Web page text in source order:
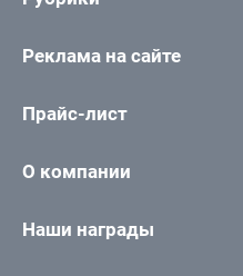
Реклама на сайте
Прайс-лист
О компании
Наши награды